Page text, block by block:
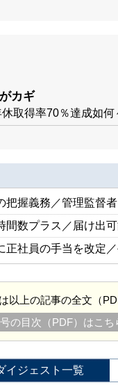
カギ
取得率70％達成如何
把握義務／管理監督
間数プラス／届け出
正社員の手当を改定
以上の記事の全文（
の目次（PDF）はこち
イジェスト一覧